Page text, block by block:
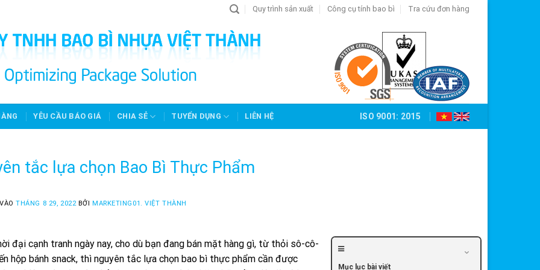
Quy trình sản xuất Công cụ tính bao bì Tra cứu đơn hàng
YÊU CẦU BÁO GIÁ CHIA SẺ TUYỂN DỤNG LIÊN HỆ ISO 9001: 2015
tắc lựa chọn Bao Bì Thực Phẩm
THÁNG 8 29, 2022 BỞIMARKETING01. VIỆT THÀNH
Mục lục bài viết
đại cạnh tranh ngày nay, cho dù bạn đang bán mặt hàng gì, từ thỏi sô-cô-
hộp bánh snack, thì nguyên tắc lựa chọn bao bì thực phẩm cần được